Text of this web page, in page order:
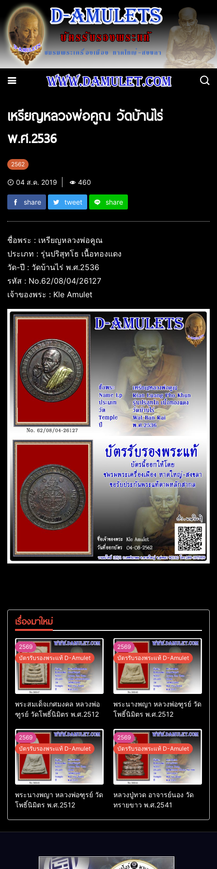
เหรียญหลวงพ่อคูณ วัดบ้านไร่
พ.ศ.2536
2562
04 ส.ค. 2019 460
share tweet share
ชื่อพระ : เหรียญหลวงพ่อคูณ
ประเภท : รุ่นปริสุทโธ เนื้อทองแดง
วัด-ปี : วัดบ้านไร่ พ.ศ.2536
รหัส : No.62/08/04/26127
เจ้าของพระ : Kle Amulet
เรื่องมาใหม่
2569
บัตรรับรองพระแท้ D-Amulet
พระสมเด็จเกศมงคล หลวงพ่อ
ฑูรย์ วัดโพธิ์นิมิตร พ.ศ.2512
2569
บัตรรับรองพระแท้ D-Amulet
พระนางพญา หลวงพ่อฑูรย์ วัด
โพธิ์นิมิตร พ.ศ.2512
2569
บัตรรับรองพระแท้ D-Amulet
พระนางพญา หลวงพ่อฑูรย์ วัด
โพธิ์นิมิตร พ.ศ.2512
2569
บัตรรับรองพระแท้ D-Amulet
หลวงปู่ทวด อาจารย์นอง วัด
ทรายขาว พ.ศ.2541